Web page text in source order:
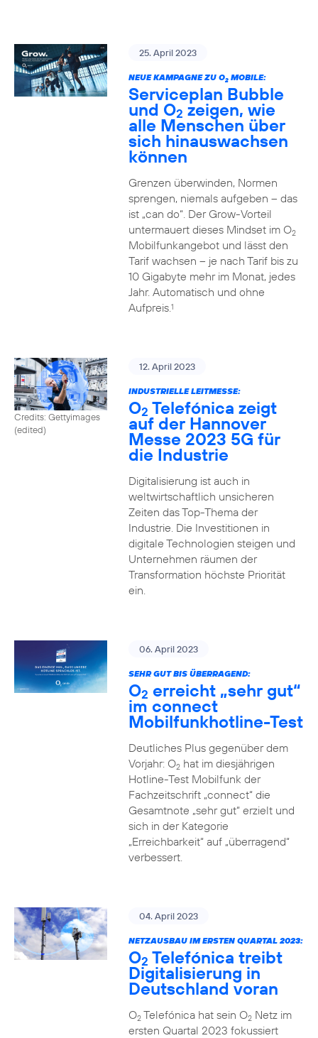
25. April 2023
NEUE KAMPAGNE ZU O2MOBILE:
Serviceplan Bubble
und O2 zeigen, wie
alle Menschen über
sich hinauswachsen
können
Grenzen überwinden, Normen
sprengen, niemals aufgeben – das
ist „can do“. Der Grow-Vorteil
untermauert dieses Mindset im O2
Mobilfunkangebot und lässt den
Tarif wachsen – je nach Tarif bis zu
10 Gigabyte mehr im Monat, jedes
Jahr. Automatisch und ohne
Aufpreis.1
Credits: Gettyimages
(edited)
12. April 2023
INDUSTRIELLE LEITMESSE:
O2 Telefónica zeigt
auf der Hannover
Messe 2023 5G für
die Industrie
Digitalisierung ist auch in
weltwirtschaftlich unsicheren
Zeiten das Top-Thema der
Industrie. Die Investitionen in
digitale Technologien steigen und
Unternehmen räumen der
Transformation höchste Priorität
ein.
06. April 2023
SEHR GUT BIS ÜBERRAGEND:
O2 erreicht „sehr gut“
im connect
Mobilfunkhotline-Test
Deutliches Plus gegenüber dem
Vorjahr: O2hat im diesjährigen
Hotline-Test Mobilfunk der
Fachzeitschrift „connect“ die
Gesamtnote „sehr gut“ erzielt und
sich in der Kategorie
„Erreichbarkeit“ auf „überragend“
verbessert.
04. April 2023
NETZAUSBAU IM ERSTEN QUARTAL 2023:
O2 Telefónica treibt
Digitalisierung in
Deutschland voran
O2Telefónica hat sein O2Netz im
ersten Quartal 2023 fokussiert